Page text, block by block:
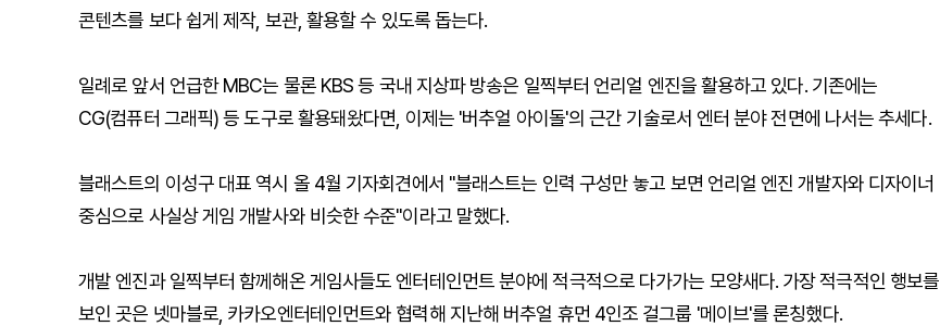
콘텐츠를 보다 쉽게 제작, 보관, 활용할 수 있도록 돕는다.
일례로 앞서 언급한 MBC는 물론 KBS 등 국내 지상파 방송은 일찍부터 언리얼 엔진을 활용하고 있다. 기존에는
CG(컴퓨터 그래픽) 등 도구로 활용돼왔다면, 이제는 '버추얼 아이돌'의 근간 기술로서 엔터 분야 전면에 나서는 추세다.
블래스트의 이성구 대표 역시 올 4월 기자회견에서 "블래스트는 인력 구성만 놓고 보면 언리얼 엔진 개발자와 디자이너
중심으로 사실상 게임 개발사와 비슷한 수준"이라고 말했다.
개발 엔진과 일찍부터 함께해온 게임사들도 엔터테인먼트 분야에 적극적으로 다가가는 모양새다. 가장 적극적인 행보를
보인 곳은 넷마블로, 카카오엔터테인먼트와 협력해 지난해 버추얼 휴먼 4인조 걸그룹 '메이브'를 론칭했다.